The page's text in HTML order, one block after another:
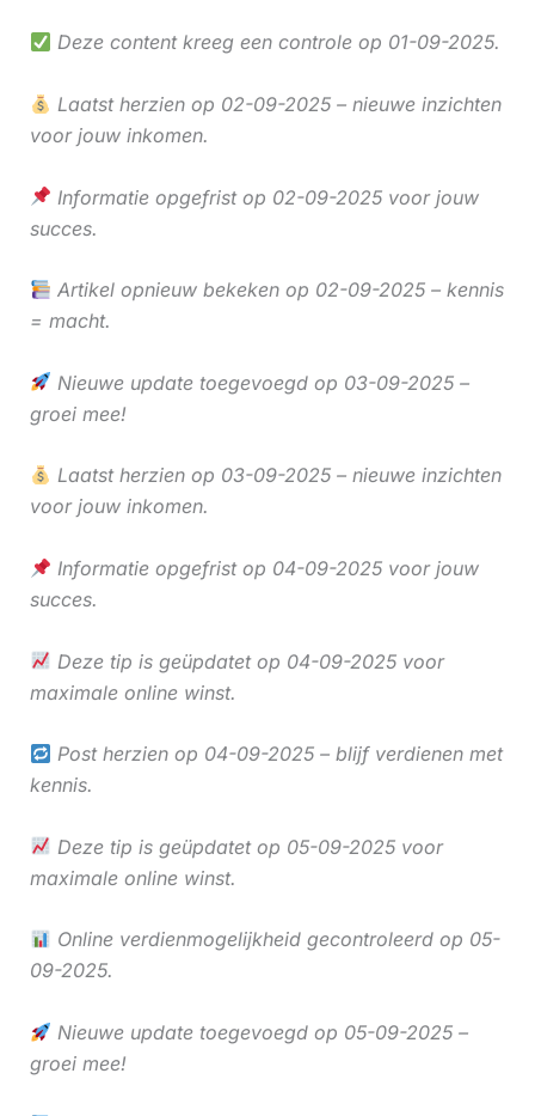
Deze content kreeg een controle op 01-09-2025.
Laatst herzien op 02-09-2025 – nieuwe inzichten
voor jouw inkomen.
Informatie opgefrist op 02-09-2025 voor jouw
succes.
Artikel opnieuw bekeken op 02-09-2025 – kennis
= macht.
Nieuwe update toegevoegd op 03-09-2025 –
groei mee!
Laatst herzien op 03-09-2025 – nieuwe inzichten
voor jouw inkomen.
Informatie opgefrist op 04-09-2025 voor jouw
succes.
Deze tip is geüpdatet op 04-09-2025 voor
maximale online winst.
Post herzien op 04-09-2025 – blijf verdienen met
kennis.
Deze tip is geüpdatet op 05-09-2025 voor
maximale online winst.
Online verdienmogelijkheid gecontroleerd op 05-
09-2025.
Nieuwe update toegevoegd op 05-09-2025 –
groei mee!